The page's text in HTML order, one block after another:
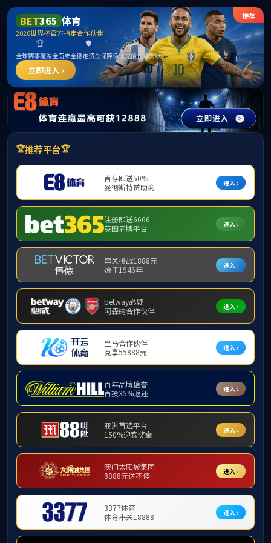
中国·365英国上市(集团)有限公司公司|官
方网站
请输入验证码下载附件